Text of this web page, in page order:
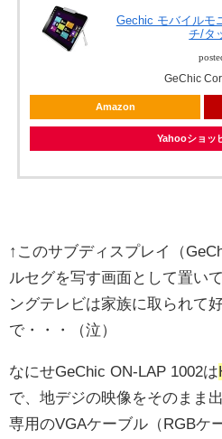
Gechic モバイルモ
チ/タ
GeChic
Amazon
Yahooショッ
↑このサブディスプレイ（
ルセグを写す画面として置い
ングテレビは家族に取られて
で・・・（泣）
なにせGeChic ON-LAP 1002は
で、地デジの映像をそのまま
専用のVGAケーブル（RGBケ